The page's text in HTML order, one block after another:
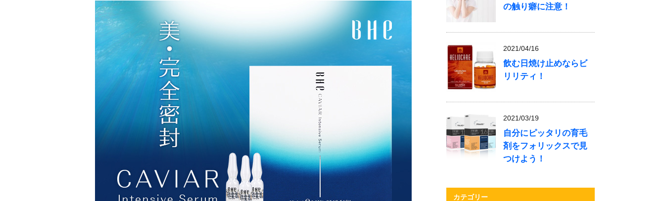
の触り癖に注意！
2021/04/16
飲む日焼け止めならビ
リリティ！
2021/03/19
自分にピッタリの育毛
剤をフォリックスで見
つけよう！
カテゴリー